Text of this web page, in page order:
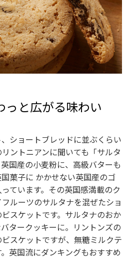
っと広がる味わい
ショートブレッドに並ぶくらい
ントニアンに聞いても「サルタ
国産の小麦粉に、高級バターも
菓子に かかせない英国産のゴ
ています。その英国感満載のク
ルーツのサルタナを混ぜたショ
スケットです。サルタナのおか
タークッキーに。リントンズの
スケットですが、無糖ミルクテ
英国流にダンキングもおすすめ